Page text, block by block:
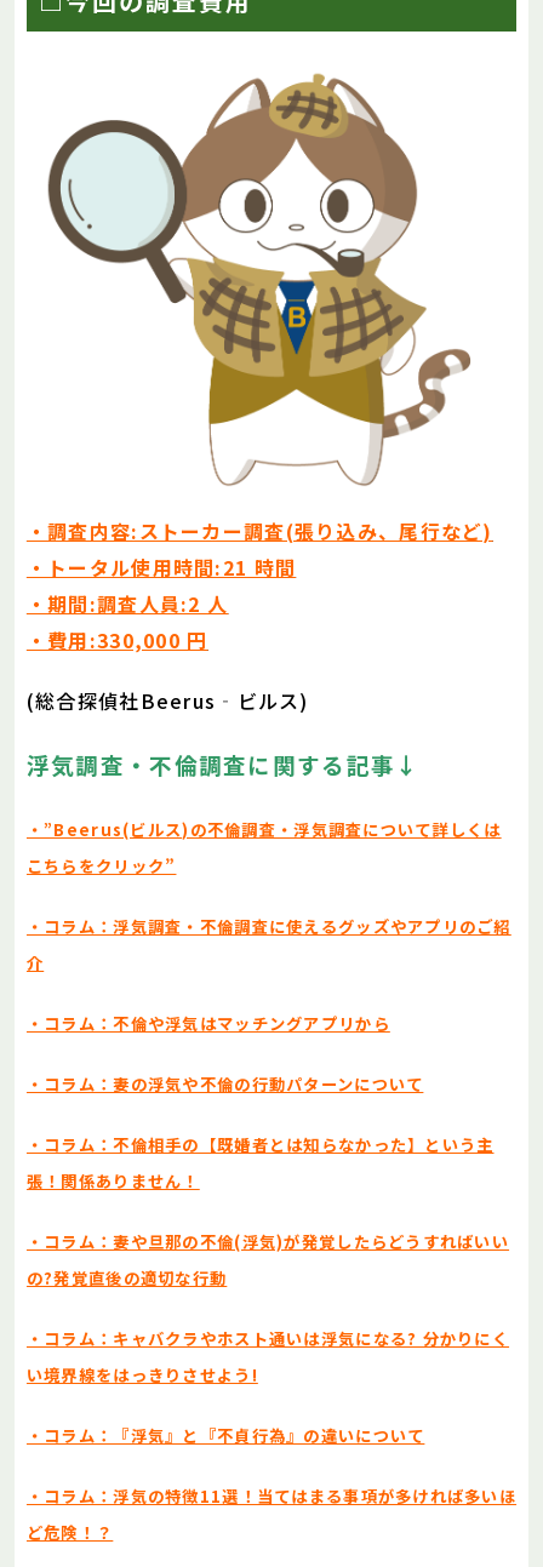
・調査内容:ストーカー調査(張り込み、尾行など)
・トータル使用時間:21 時間
・期間:調査人員:2 人
・費用:330,000 円
(総合探偵社Beerus‐ビルス)
浮気調査・不倫調査に関する記事 ↓
・”Beerus(ビルス)の不倫調査・浮気調査について詳しくは
こちらをクリック”
・コラム：浮気調査・不倫調査に使えるグッズやアプリのご紹
介
・コラム：不倫や浮気はマッチングアプリから
・コラム：妻の浮気や不倫の行動パターンについて
・コラム：不倫相手の【既婚者とは知らなかった】という主
張！関係ありません！
・コラム：妻や旦那の不倫(浮気)が発覚したらどうすればいい
の?発覚直後の適切な行動
・コラム：キャバクラやホスト通いは浮気になる? 分かりにく
い境界線をはっきりさせよう!
・コラム：『浮気』と『不貞行為』の違いについて
・コラム：浮気の特徴11選！当てはまる事項が多ければ多いほ
ど危険！？